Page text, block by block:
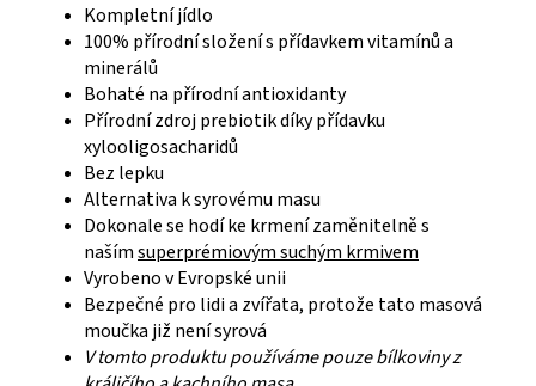
Kompletní jídlo
100% přírodní složení s přídavkem vitamínů a
minerálů
Bohaté na přírodní antioxidanty
Přírodní zdroj prebiotik díky přídavku
xylooligosacharidů
Bez lepku
Alternativa k syrovému masu
Dokonale se hodí ke krmení zaměnitelně s
našímsuperprémiovým suchým krmivem
Vyrobeno v Evropské unii
Bezpečné pro lidi a zvířata, protože tato masová
moučka již není syrová
V tomto produktu používáme pouze bílkoviny z